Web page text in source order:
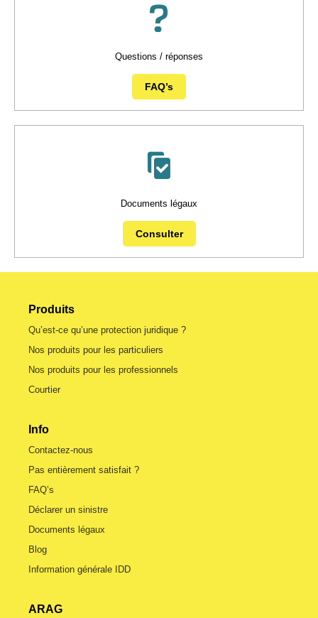
Questions / réponses
FAQ’s
Documents légaux
Consulter
Produits
Qu’est-ce qu’une protection juridique ?
Nos produits pour les particuliers
Nos produits pour les professionnels
Courtier
Info
Contactez-nous
Pas entièrement satisfait ?
FAQ’s
Déclarer un sinistre
Documents légaux
Blog
Information générale IDD
ARAG